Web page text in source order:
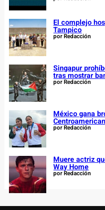
El complejo
Tampico
por Redacción
Singapur
tras mostrar
por Redacción
México gana
por Redacción
Muere actriz
Way Home
por Redacción